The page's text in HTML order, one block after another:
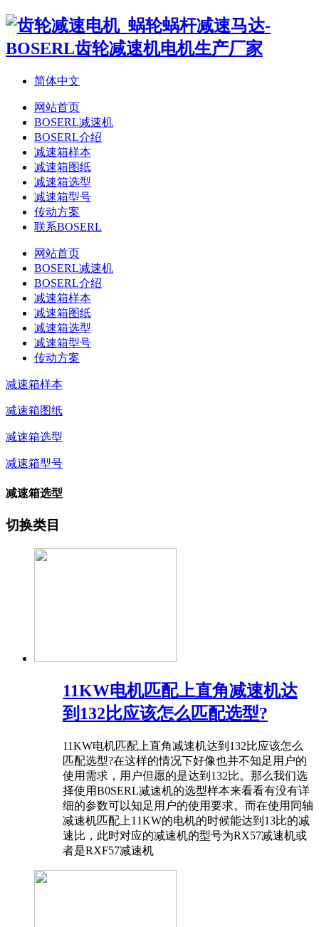
简体中文
网站首页
BOSERL减速机
BOSERL介绍
减速箱样本
减速箱图纸
减速箱选型
减速箱型号
传动方案
联系BOSERL
网站首页
BOSERL减速机
BOSERL介绍
减速箱样本
减速箱图纸
减速箱选型
减速箱型号
传动方案
减速箱样本
减速箱图纸
减速箱选型
减速箱型号
减速箱选型
切换类目
11KW电机匹配上直角减速机达
到132比应该怎么匹配选型?
11KW电机匹配上直角减速机达到132比应该怎么
匹配选型?在这样的情况下好像也并不知足用户的
使用需求，用户但愿的是达到132比。那么我们选
择使用B0SERL减速机的选型样本来看看有没有详
细的参数可以知足用户的使用要求。而在使用同轴
减速机匹配上11KW的电机的时候能达到13比的减
速比，此时对应的减速机的型号为RX57减速机或
者是RXF57减速机